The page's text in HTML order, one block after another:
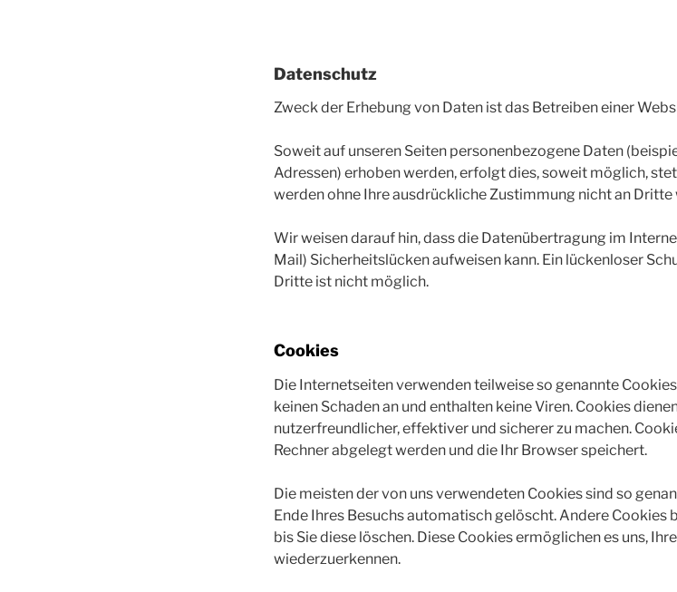
Datenschutz
Zweck der Erhebung von Daten ist das Betreiben einer
Soweit auf unseren Seiten personenbezogene Daten
Adressen) erhoben werden, erfolgt dies, soweit möglich,
werden ohne Ihre ausdrückliche Zustimmung nicht an
Wir weisen darauf hin, dass die Datenübertragung im
Mail) Sicherheitslücken aufweisen kann. Ein lückenloser
Dritte ist nicht möglich.
Cookies
Die Internetseiten verwenden teilweise so genannte
keinen Schaden an und enthalten keine Viren. Cookies
nutzerfreundlicher, effektiver und sicherer zu machen.
Rechner abgelegt werden und die Ihr Browser speichert.
Die meisten der von uns verwendeten Cookies sind so
Ende Ihres Besuchs automatisch gelöscht. Andere
bis Sie diese löschen. Diese Cookies ermöglichen es uns,
wiederzuerkennen.